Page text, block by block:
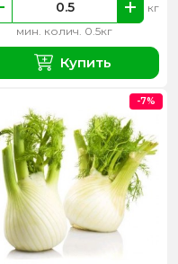
мин. колич. 0.5кг
кг
Купить
-7%